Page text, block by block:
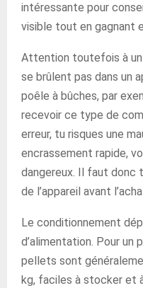
intéressante pour
visible tout en gagnant
Attention toutefois à
se brûlent pas dans un
poêle à bûches, par
recevoir ce type de
erreur, tu risques une
encrassement rapide,
dangereux. Il faut donc
de l’appareil avant
Le conditionnement
d’alimentation. Pour un
pellets sont
kg, faciles à stocker et